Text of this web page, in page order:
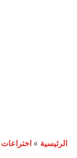
الرئيسية »